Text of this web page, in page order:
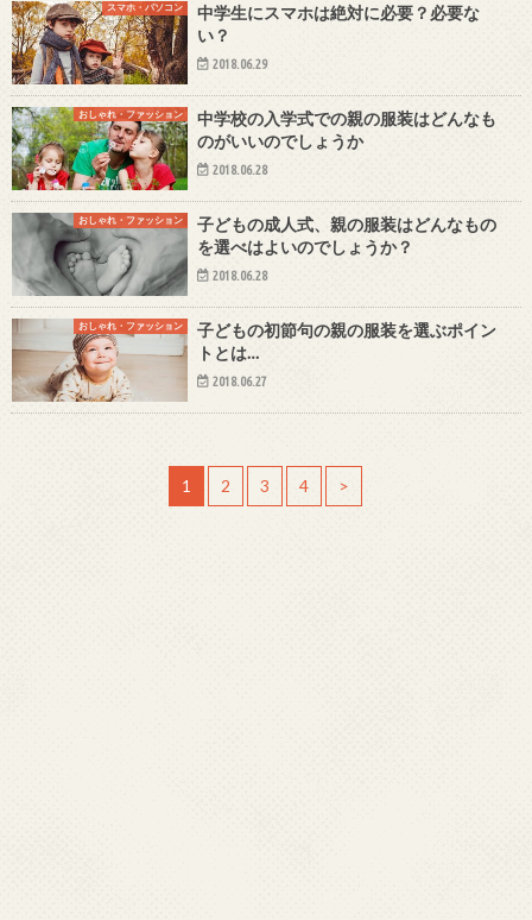
スマホ・パソコン
中学生にスマホは絶対に必要？必要な
い？
2018.06.29
おしゃれ・ファッション
中学校の入学式での親の服装はどんなも
のがいいのでしょうか
2018.06.28
おしゃれ・ファッション
子どもの成人式、親の服装はどんなもの
を選べはよいのでしょうか？
2018.06.28
おしゃれ・ファッション
子どもの初節句の親の服装を選ぶポイン
トとは…
2018.06.27
1 2 3 4 >